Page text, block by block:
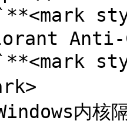
内核